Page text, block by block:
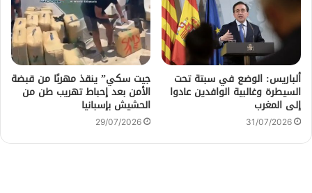
ألباريس: الوضع في سبتة تحت
السيطرة وغالبية الوافدين عادوا
إلى المغرب
31/07/2026
جيت سكي” ينقذ مهربًا من قبضة
الأمن بعد إحباط تهريب طن من
الحشيش بإسبانيا
29/07/2026